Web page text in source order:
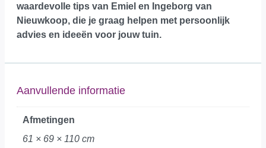
waardevolle tips van Emiel en Ingeborg van
Nieuwkoop, die je graag helpen met persoonlijk
advies en ideeën voor jouw tuin.
Aanvullende informatie
Afmetingen
61 × 69 × 110 cm